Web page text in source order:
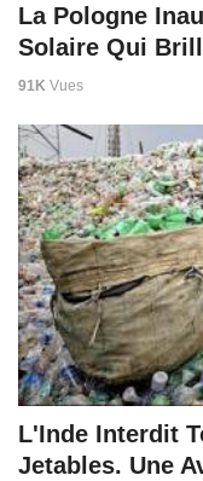
La Pologne
Solaire Qui
91K Vues
L'Inde Interdit
Jetables. Une